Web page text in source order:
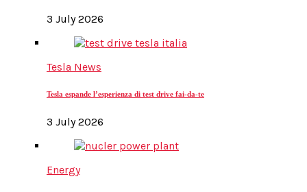
3 July 2026
Tesla News
Tesla espande l’esperienza di test drive fai-da-te
3 July 2026
Energy